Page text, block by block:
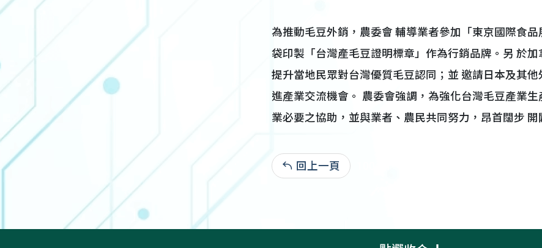
為推動毛豆外銷，農委會 輔導業者參加「東京國際食
袋印製「台灣產毛豆證明標章」作為行銷品牌。另 於
提升當地民眾對台灣優質毛豆認同；並 邀請日本及其
進產業交流機會。 農委會強調，為強化台灣毛豆產業
業必要之協助，並與業者、農民共同努力，昂首闊步 開
回上一頁